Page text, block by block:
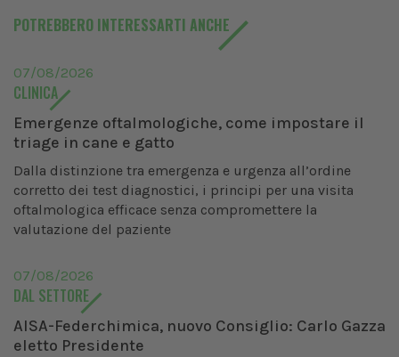
POTREBBERO INTERESSARTI ANCHE
07/08/2026
CLINICA
Emergenze oftalmologiche, come impostare il
triage in cane e gatto
Dalla distinzione tra emergenza e urgenza all’ordine
corretto dei test diagnostici, i principi per una visita
oftalmologica efficace senza compromettere la
valutazione del paziente
07/08/2026
DAL SETTORE
AISA-Federchimica, nuovo Consiglio: Carlo Gazza
eletto Presidente